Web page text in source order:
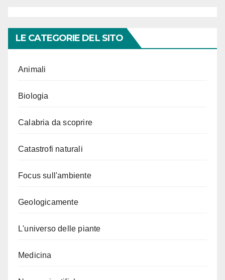
LE CATEGORIE DEL SITO
Animali
Biologia
Calabria da scoprire
Catastrofi naturali
Focus sull'ambiente
Geologicamente
L'universo delle piante
Medicina